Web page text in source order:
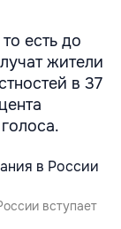
есть до
жители
в 37
вступает